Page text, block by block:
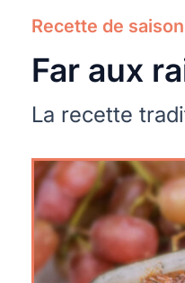
Recette de
Far aux
La recette